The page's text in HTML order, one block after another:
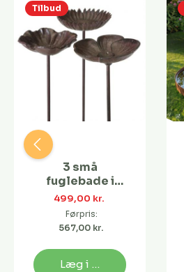
Tilbud
3 små
fuglebade i
støbejern
499,00 kr.
Førpris:
567,00 kr.
Læg i kurv